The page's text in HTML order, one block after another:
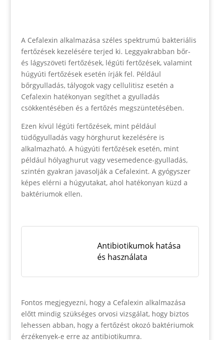
A Cefalexin alkalmazása széles spektrumú bakteriális
fertőzések kezelésére terjed ki. Leggyakrabban bőr-
és lágyszöveti fertőzések, légúti fertőzések, valamint
húgyúti fertőzések esetén írják fel. Például
bőrgyulladás, tályogok vagy cellulitisz esetén a
Cefalexin hatékonyan segíthet a gyulladás
csökkentésében és a fertőzés megszüntetésében.
Ezen kívül légúti fertőzések, mint például
tüdőgyulladás vagy hörghurut kezelésére is
alkalmazható. A húgyúti fertőzések esetén, mint
például hólyaghurut vagy vesemedence-gyulladás,
szintén gyakran javasolják a Cefalexint. A gyógyszer
képes elérni a húgyutakat, ahol hatékonyan küzd a
baktériumok ellen.
Antibiotikumok hatása
és használata
Fontos megjegyezni, hogy a Cefalexin alkalmazása
előtt mindig szükséges orvosi vizsgálat, hogy biztos
lehessen abban, hogy a fertőzést okozó baktériumok
érzékenyek-e erre az antibiotikumra.